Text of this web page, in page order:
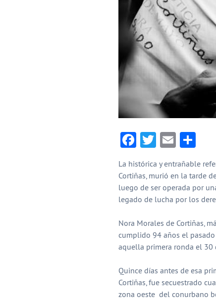
Facebook
Twitter
Email
La histórica y entrañable
Cortiñas, murió en la tarde
luego de ser operada por
legado de lucha por los
Nora Morales de Cortiñas,
cumplido 94 años el
aquella primera ronda el 30
Quince días antes de esa
Cortiñas, fue secuestrado
zona oeste del conurbano